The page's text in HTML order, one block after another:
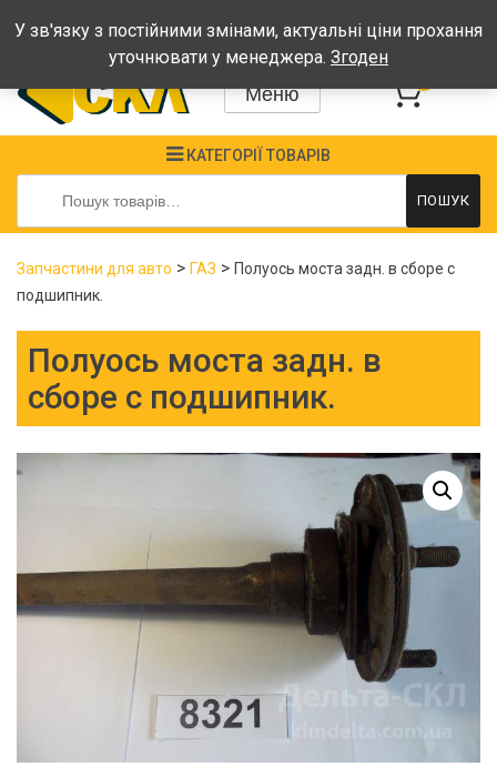
Графік: Пн-Пт: 08:00-17:00, Сб-Нд - вихідні
Меню
КАТЕГОРІЇ ТОВАРІВ
Шукати:
ПОШУК
Запчастини для авто > ГАЗ > Полуось моста задн. в сборе с
подшипник.
Полуось моста задн. в
сборе с подшипник.
У зв'язку з постійними змінами, актуальні ціни прохання
уточнювати у менеджера. Згоден